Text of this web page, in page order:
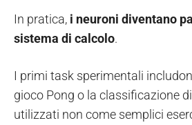
In pratica, i neuroni diventano
sistema di calcolo.
I primi task sperimentali
gioco Pong o la classificazione
utilizzati non come semplici